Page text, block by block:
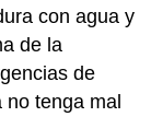
con agua y
de la
de
no tenga mal